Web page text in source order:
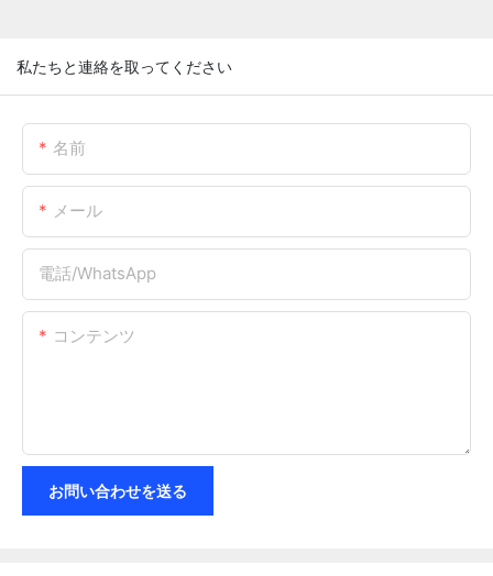
私たちと連絡を取ってください
名前
メール
電話/WhatsApp
コンテンツ
お問い合わせを送る